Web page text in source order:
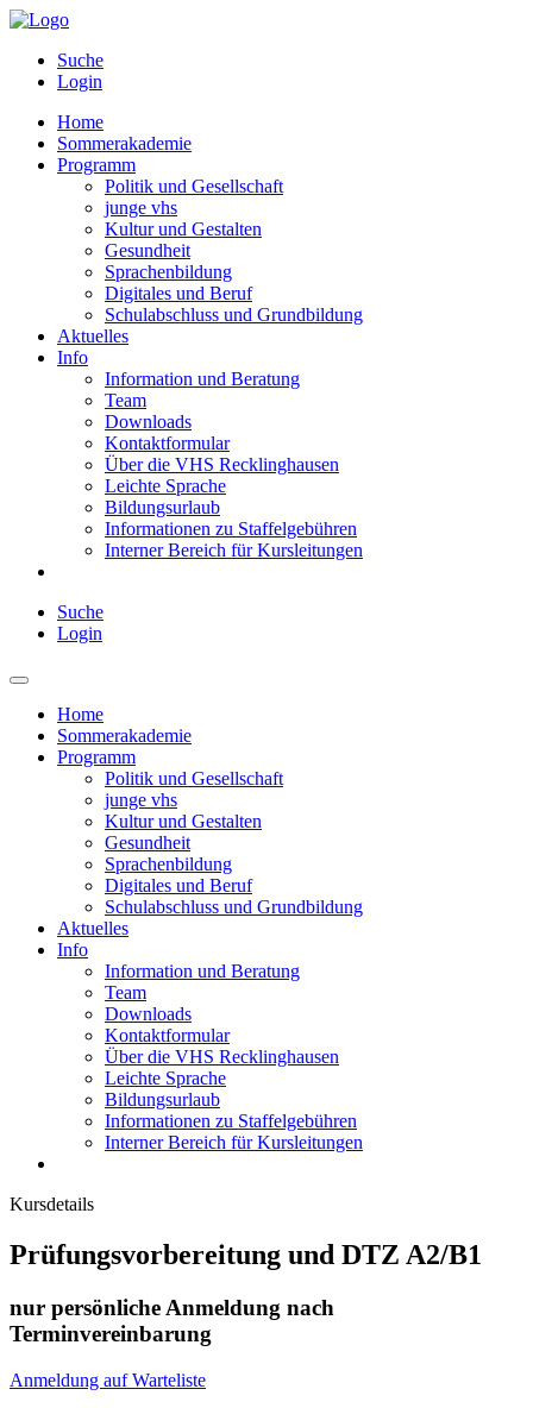
Suche
Login
Home
Sommerakademie
Programm
Politik und Gesellschaft
junge vhs
Kultur und Gestalten
Gesundheit
Sprachenbildung
Digitales und Beruf
Schulabschluss und Grundbildung
Aktuelles
Info
Information und Beratung
Team
Downloads
Kontaktformular
Über die VHS Recklinghausen
Leichte Sprache
Bildungsurlaub
Informationen zu Staffelgebühren
Interner Bereich für Kursleitungen
Suche
Login
Home
Sommerakademie
Programm
Politik und Gesellschaft
junge vhs
Kultur und Gestalten
Gesundheit
Sprachenbildung
Digitales und Beruf
Schulabschluss und Grundbildung
Aktuelles
Info
Information und Beratung
Team
Downloads
Kontaktformular
Über die VHS Recklinghausen
Leichte Sprache
Bildungsurlaub
Informationen zu Staffelgebühren
Interner Bereich für Kursleitungen
Kursdetails
Prüfungsvorbereitung und DTZ A2/B1
nur persönliche Anmeldung nach
Terminvereinbarung
Anmeldung auf Warteliste